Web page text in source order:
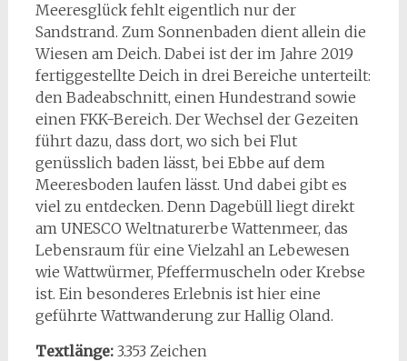
Meeresglück fehlt eigentlich nur der
Sandstrand. Zum Sonnenbaden dient allein die
Wiesen am Deich. Dabei ist der im Jahre 2019
fertiggestellte Deich in drei Bereiche unterteilt:
den Badeabschnitt, einen Hundestrand sowie
einen FKK-Bereich. Der Wechsel der Gezeiten
führt dazu, dass dort, wo sich bei Flut
genüsslich baden lässt, bei Ebbe auf dem
Meeresboden laufen lässt. Und dabei gibt es
viel zu entdecken. Denn Dagebüll liegt direkt
am UNESCO Weltnaturerbe Wattenmeer, das
Lebensraum für eine Vielzahl an Lebewesen
wie Wattwürmer, Pfeffermuscheln oder Krebse
ist. Ein besonderes Erlebnis ist hier eine
geführte Wattwanderung zur Hallig Oland.
Textlänge:3.353 Zeichen